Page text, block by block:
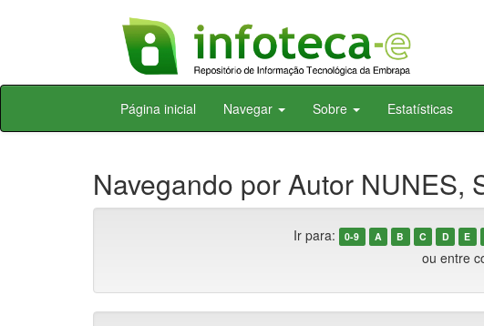
Skip
Página inicial Navegar Sobre Estatísticas
Navegando por Autor NUNES,
Ir para: 0-9 A B C D E
ou entre